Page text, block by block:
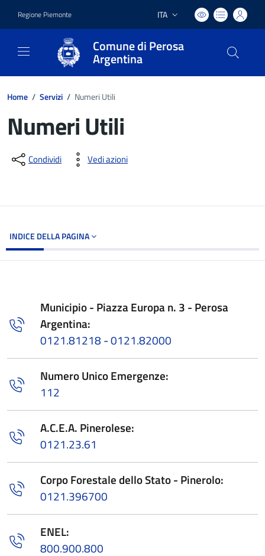
Regione Piemonte Lingua attiva:
ITA
Comune di Perosa
Argentina
Home / Servizi / Numeri Utili
Numeri Utili
Dettagli del documento
Condividi Vedi azioni
INDICE DELLA PAGINA
Municipio - Piazza Europa n. 3 - Perosa
Argentina:
0121.81218 -0121.82000
Numero Unico Emergenze:
112
A.C.E.A. Pinerolese:
0121.23.61
Corpo Forestale dello Stato - Pinerolo:
0121.396700
ENEL:
800.900.800